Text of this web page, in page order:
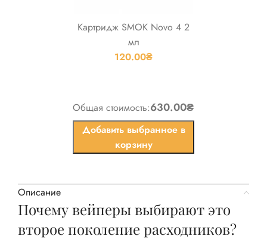
Картридж SMOK Novo 4 2
мл
120.00₴
Общая стоимость:630.00₴
Добавить выбранное в
корзину
Описание
Почему вейперы выбирают это
второе поколение расходников?